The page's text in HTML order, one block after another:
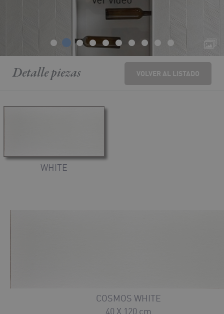
Detallepiezas VOLVER AL LISTADO
WHITE
COSMOS WHITE
40 X 120 cm